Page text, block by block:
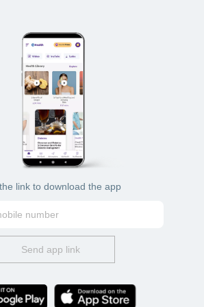
link to download the app
Send app link